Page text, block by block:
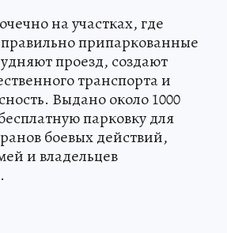
на участках, где
припаркованные
проезд, создают
транспорта и
Выдано около 1000
парковку для
боевых действий,
и владельцев